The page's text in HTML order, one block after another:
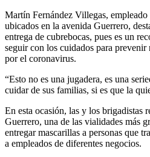
Martín Fernández Villegas, empleado
ubicados en la avenida Guerrero,
entrega de cubrebocas, pues es un
seguir con los cuidados para
por el coronavirus.
“Esto no es una jugadera, es una
cuidar de sus familias, si es que la
En esta ocasión, las y los brigadistas
Guerrero, una de las vialidades más
entregar mascarillas a personas que
a empleados de diferentes negocios.